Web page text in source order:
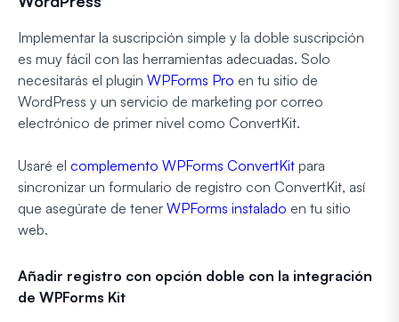
Implementar la suscripción simple y la doble suscripción
es muy fácil con las herramientas adecuadas. Solo
necesitarás el plugin WPForms Pro en tu sitio de
WordPress y un servicio de marketing por correo
electrónico de primer nivel como ConvertKit.
Usaré el complemento WPForms ConvertKit para
sincronizar un formulario de registro con ConvertKit, así
que asegúrate de tener WPForms instalado en tu sitio
web.
Añadir registro con opción doble con la integración
de WPForms Kit